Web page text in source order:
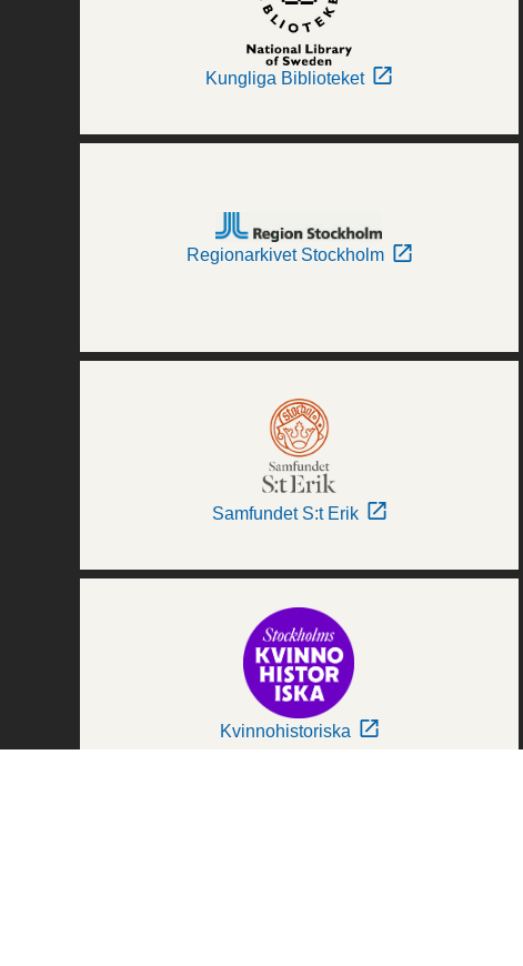
Kungliga Biblioteket
Regionarkivet Stockholm
Samfundet S:t Erik
Kvinnohistoriska